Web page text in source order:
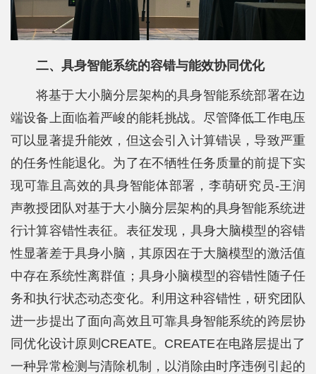
士
心
二、具身智能系统的容错与能效协同优化
将基于大小脑分层架构的具身智能系统部署在边
端设备上面临着严峻的能耗挑战。尽管降低工作电压
可以显著提升能效，但这会引入计算错误，导致严重
的任务性能退化。为了在不牺牲任务质量的前提下实
现可靠且高效的具身智能体部署，李萌研究员-王润
声教授团队对基于大小脑分层架构的具身智能系统进
行计算容错性表征。表征发现，具身大脑模型的容错
性显著差于具身小脑，其原因在于大脑模型的激活值
中存在系统性离群值；具身小脑模型的容错性随子任
务和执行状态动态变化。利用这种容错性，研究团队
进一步提出了面向高效且可靠具身智能系统的跨层协
同优化设计原则CREATE。CREATE在电路层提出了
一种异常检测与清除机制，以消除由时序违例引起的